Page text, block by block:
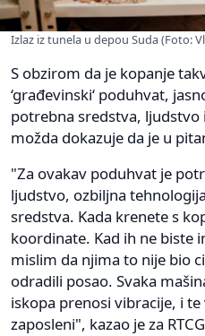
Izlaz iz tunela u depou Suda (Foto:
S obzirom da je kopanje
‘građevinski‘ poduhvat,
potrebna sredstva, ljudstvo
možda dokazuje da je u
"Za ovakav poduhvat je
ljudstvo, ozbiljna
sredstva. Kada krenete s
koordinate. Kad ih ne biste
mislim da njima to nije bio
odradili posao. Svaka
iskopa prenosi vibracije, i
zaposleni", kazao je za